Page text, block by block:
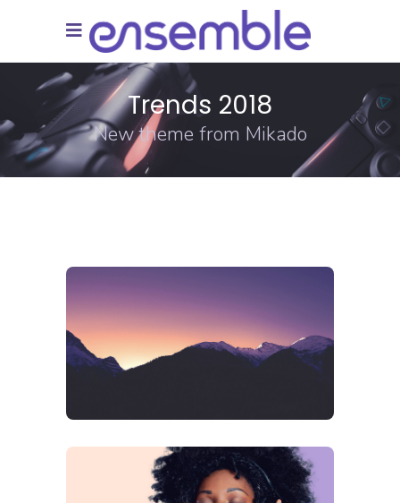
Trends 2018
New theme from Mikado